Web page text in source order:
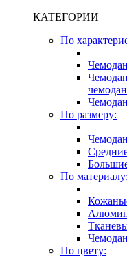
КАТЕГОРИИ
По
По размеру:
По материалу:
По цвету: